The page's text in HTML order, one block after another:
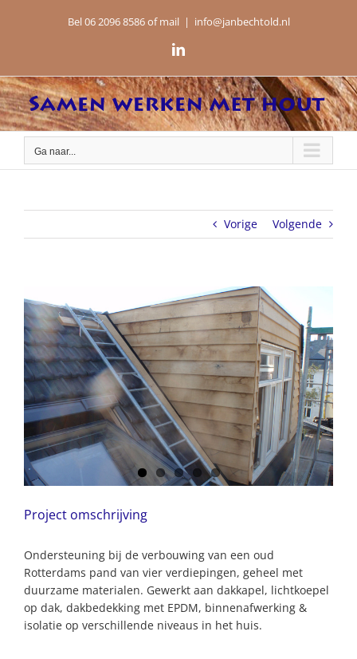
Bel 06 2096 8586 of mail | info@janbechtold.nl
LinkedIn
Ga naar...
Vorige Volgende
Larger
Image
Project omschrijving
Ondersteuning bij de verbouwing van een oud
Rotterdams pand van vier verdiepingen, geheel met
duurzame materialen. Gewerkt aan dakkapel, lichtkoepel
op dak, dakbedekking met EPDM, binnenafwerking &
isolatie op verschillende niveaus in het huis.